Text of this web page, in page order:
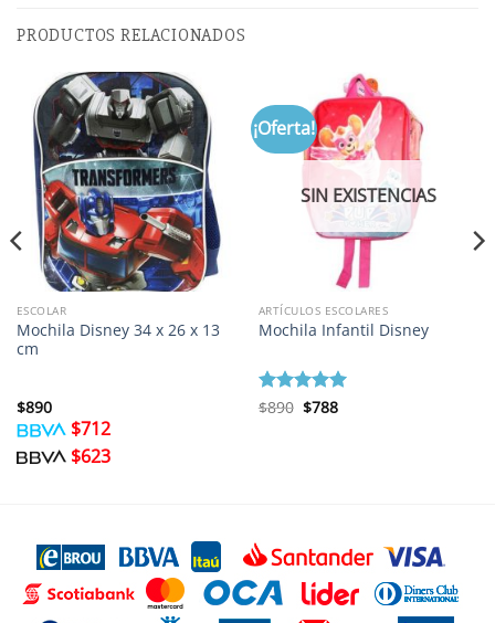
PRODUCTOS RELACIONADOS
ESCOLAR
Mochila Disney 34 x 26 x 13
cm
$890
$712
$623
¡Oferta!
SIN EXISTENCIAS
ARTÍCULOS ESCOLARES
Mochila Infantil Disney
Valorado con
$890 El
precio
$788El
precio